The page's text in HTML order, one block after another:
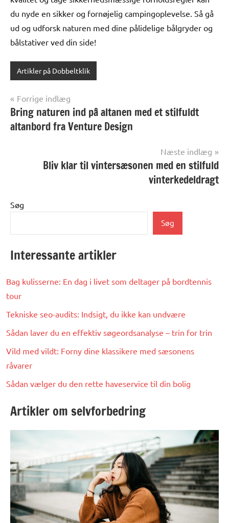
du nyde en sikker og fornøjelig campingoplevelse. Så gå
ud og udforsk naturen med dine pålidelige bålgryder og
bålstativer ved din side!
Artikler på Dobbeltklik
Indlægsnavigation
Forrige indlæg
Bring naturen ind på altanen med et stilfuldt
altanbord fra Venture Design
Næste indlæg
Bliv klar til vintersæsonen med en stilfuld
vinterkedeldragt
Søg
Søg
Interessante artikler
Bag kulisserne: En dag i livet som deltager på bordtennis
tour
Tekniske seo-audits: Indsigt, du ikke kan undvære
Sådan laver du en effektiv søgeordsanalyse – trin for trin
Vild med vildt: Forny dine klassikere med sæsonens
råvarer
Sådan vælger du den rette haveservice til din bolig
Artikler om selvforbedring